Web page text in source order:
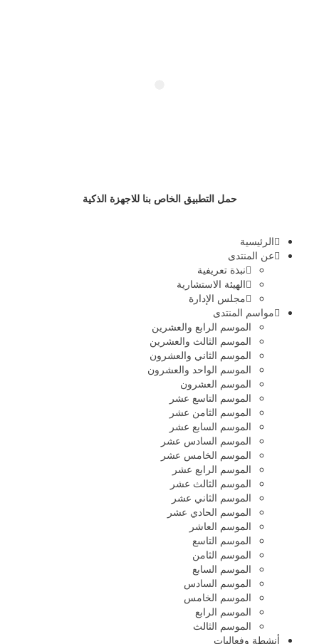
حمل التطبيق الخاص بنا للاجهزة الذكية
الرئيسية
عن المنتدى
نبذة تعريفية
الهيئة الاستشارية
مجلس الإدارة
مواسم المنتدى
الموسم الرابع والعشرين
الموسم الثالث والعشرين
الموسم الثاني والعشرون
الموسم الواحد والعشرون
الموسم العشرون
الموسم التاسع عشر
الموسم الثامن عشر
الموسم السابع عشر
الموسم السادس عشر
الموسم الخامس عشر
الموسم الرابع عشر
الموسم الثالث عشر
الموسم الثاني عشر
الموسم الحادي عشر
الموسم العاشر
الموسم التاسع
الموسم الثامن
الموسم السابع
الموسم السادس
الموسم الخامس
الموسم الرابع
الموسم الثالث
أنشطة وفعاليات